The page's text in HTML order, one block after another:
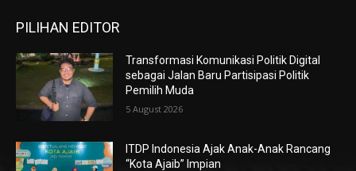
PILIHAN EDITOR
Transformasi Komunikasi Politik Digital
sebagai Jalan Baru Partisipasi Politik
Pemilih Muda
5 August 2026
ITDP Indonesia Ajak Anak-Anak Rancang
“Kota Ajaib” Impian